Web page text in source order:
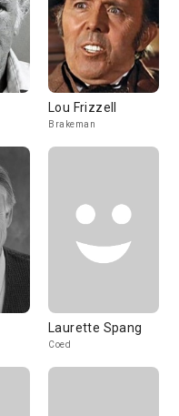
Lou Frizzell
Brakeman
Laurette Spang
Coed